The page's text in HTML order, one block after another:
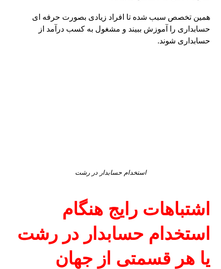
همین تخصص سبب شده تا افراد زیادی بصورت حرفه ای
حسابداری را آموزش ببیند و مشغول به کسب درآمد از
حسابداری شوند.
استخدام حسابدار در رشت
اشتباهات رایج هنگام
استخدام حسابدار در رشت
یا هر قسمتی از جهان